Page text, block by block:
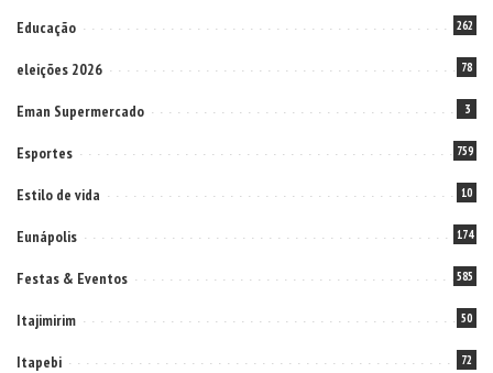
Educação 262
eleições 2026 78
Eman Supermercado 3
Esportes 759
Estilo de vida 10
Eunápolis 174
Festas & Eventos 585
Itajimirim 50
Itapebi 72